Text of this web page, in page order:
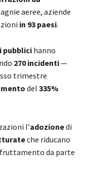
aeree, aziende
in 93 paesi.
pubblici hanno
270 incidenti—
trimestre
del 335%
l’adozionedi
che riducano
da parte